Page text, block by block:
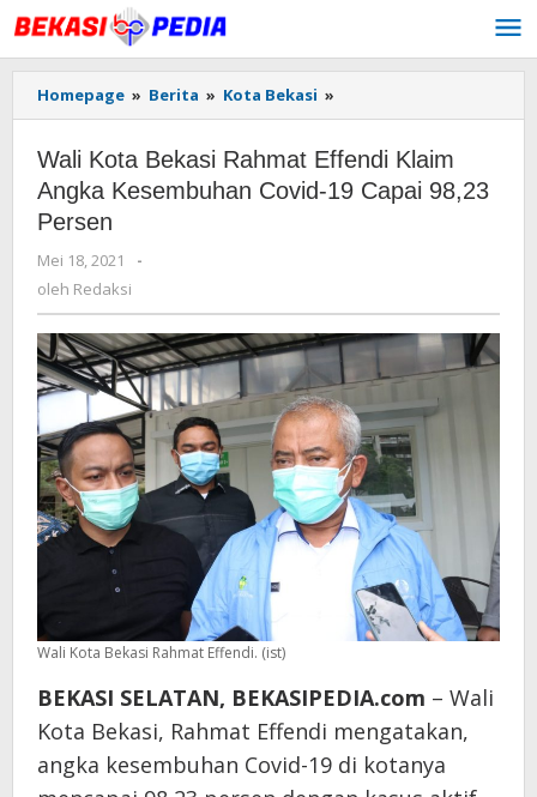
Lewati
ke
konten
Homepage » Berita » Kota Bekasi »
Kota
Rahmat
Effendi
Capai
98,23
Persen
Wali Kota Bekasi Rahmat Effendi Klaim
Angka Kesembuhan Covid-19 Capai 98,23
Persen
Mei 18, 2021
oleh
-
oleh Redaksi
Wali Kota Bekasi Rahmat Effendi. (ist)
BEKASI SELATAN, BEKASIPEDIA.com – Wali
Kota Bekasi, Rahmat Effendi mengatakan,
angka kesembuhan Covid-19 di kotanya